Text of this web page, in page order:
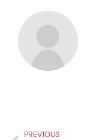
PREVIOUS